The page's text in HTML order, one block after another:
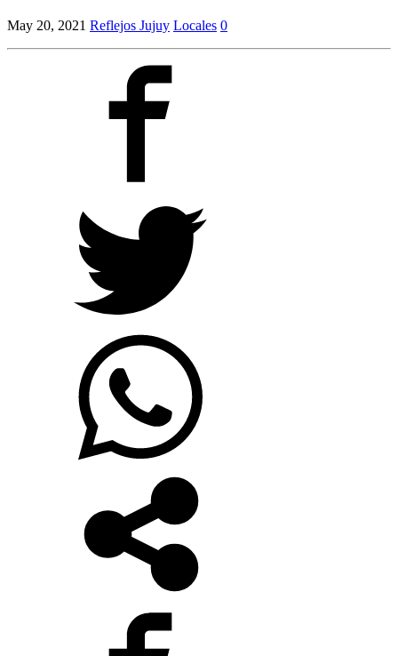
May 20, 2021 Reflejos Jujuy Locales 0